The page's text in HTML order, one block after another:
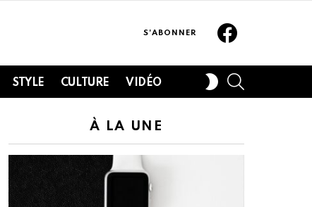
S'ABONNER
STYLE CULTURE VIDÉO
SWITCH
SKIN
À LA UNE